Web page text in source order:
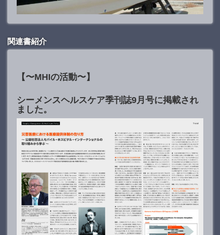
関連書紹介
【〜MHIの活動〜】
シーメンスヘルスケア季刊誌9月号に掲載され
ました。